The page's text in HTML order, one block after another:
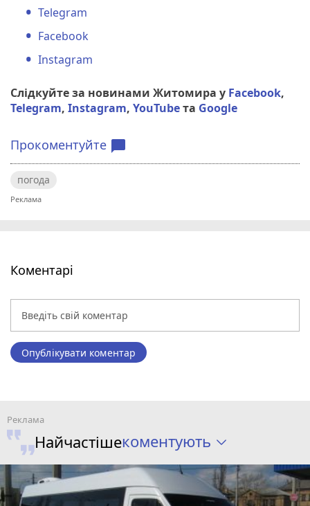
Telegram
Facebook
Instagram
Слідкуйте за новинами Житомира у Facebook,
Telegram, Instagram, YouTubeта Google
Прокоментуйте chat_bubble
погода
Коментарі
Опублікувати коментар
Найчастішекоментують